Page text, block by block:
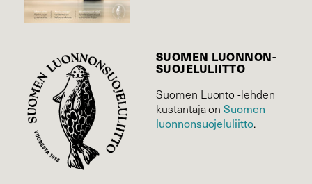
SUOMEN LUONNON­
SUOJELU­LIITTO
Suomen Luonto -lehden
kustantaja onSuomen
luonnonsuojelu­liitto.